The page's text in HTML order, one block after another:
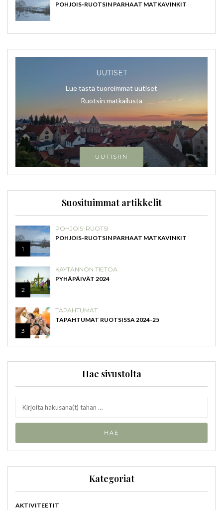
POHJOIS-RUOTSIN PARHAAT MATKAVINKIT
UUTISET
Lue tästä tuoreimmat uutiset
Ruotsin matkailusta
UUTISIIN
Suosituimmat artikkelit
1
POHJOIS-RUOTSI
POHJOIS-RUOTSIN PARHAAT MATKAVINKIT
2
KÄYTÄNNÖN TIETOA
PYHÄPÄIVÄT 2024
3
TAPAHTUMAT
TAPAHTUMAT RUOTSISSA 2024-25
Hae sivustolta
Kategoriat
AKTIVITEETIT